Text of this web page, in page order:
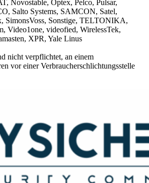
Novostable, Optex, Pelco, Pulsar,
Salto Systems, SAMCON, Satel,
SimonsVoss, Sonstige, TELTONIKA,
Video1one, videofied, WirelessTek,
XPR, Yale Linus
nicht verpflichtet, an einem
vor einer Verbraucherschlichtungsstelle